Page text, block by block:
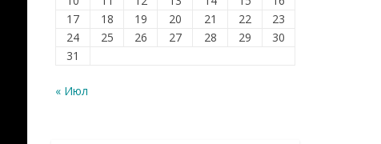
17
18 19 20 21 22
23
24
25 26 27 28 29
30
31
« Июл